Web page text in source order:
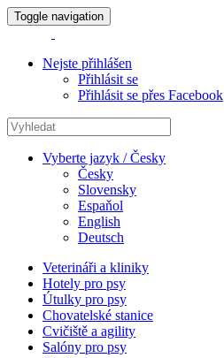
Toggle navigation
Nejste přihlášen
Přihlásit se
Přihlásit se přes Facebook
Vyberte jazyk / Česky
Česky
Slovensky
Espaňol
English
Deutsch
Veterináři a kliniky
Hotely pro psy
Útulky pro psy
Chovatelské stanice
Cvičiště a agility
Salóny pro psy